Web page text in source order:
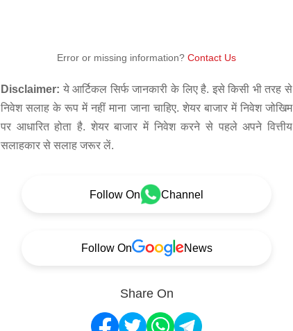
Error or missing information? Contact Us
Disclaimer: ये आर्टिकल सिर्फ जानकारी के लिए है. इसे किसी भी तरह से
निवेश सलाह के रूप में नहीं माना जाना चाहिए. शेयर बाजार में निवेश जोखिम
पर आधारित होता है. शेयर बाजार में निवेश करने से पहले अपने वित्तीय
सलाहकार से सलाह जरूर लें.
Follow On Channel
Follow On News
Share On